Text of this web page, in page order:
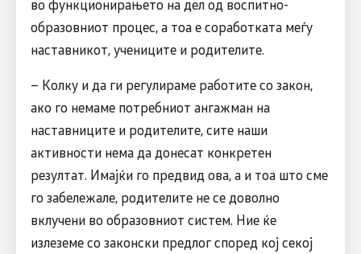
во функционирањето на дел од воспитно-
образовниот процес, а тоа е соработката меѓу
наставникот, учениците и родителите.
– Колку и да ги регулираме работите со закон,
ако го немаме потребниот ангажман на
наставниците и родителите, сите наши
активности нема да донесат конкретен
резултат. Имајќи го предвид ова, а и тоа што сме
го забележале, родителите не се доволно
вклучени во образовниот систем. Ние ќе
излеземе со законски предлог според кој секој